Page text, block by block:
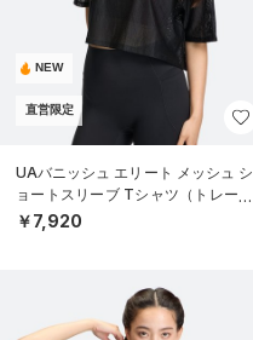
NEW
直営限定
UAバニッシュ エリート メッシュ シ
ョートスリーブ Tシャツ（トレーニ
ング/WOMEN）
￥7,920